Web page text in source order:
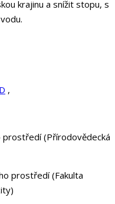
krajinu a snížit stopu, s
,
prostředí (Přírodovědecká
prostředí (Fakulta